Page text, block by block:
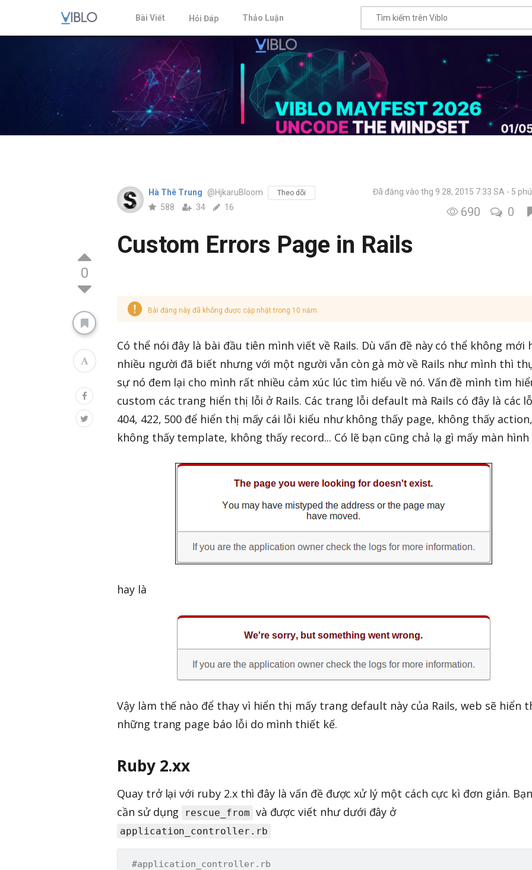
Bài Viết Hỏi Đáp Thảo Luận
0
Hà Thê Trung @HjkaruBloom Theo dõi
588 34 16
Đã đăng vào thg 9 28, 2015 7:33 SA 5
690 0
Custom Errors Page in Rails
Bài đăng này đã không được cập nhật trong 10 năm
Có thể nói đây là bài đầu tiên mình viết về Rails. Dù vấn đề này có thể không mới
nhiều người đã biết nhưng với một người vẫn còn gà mờ về Rails như mình thì
sự nó đem lại cho mình rất nhiều cảm xúc lúc tìm hiểu về nó. Vấn đề mình tìm
custom các trang hiển thị lỗi ở Rails. Các trang lỗi default mà Rails có đây là các
404, 422, 500 để hiển thị mấy cái lỗi kiểu như không thấy page, không thấy action,
không thấy template, không thấy record... Có lẽ bạn cũng chả lạ gì mấy màn hình
hay là
Vậy làm thế nào để thay vì hiển thị mấy trang default này của Rails, web sẽ hiển
những trang page báo lỗi do mình thiết kế.
Ruby 2.xx
Quay trở lại với ruby 2.x thì đây là vấn đề được xử lý một cách cực kì đơn giản.
cần sử dụng
rescue_from và được viết như dưới đây ở
application_controller.rb
#application_controller.rb